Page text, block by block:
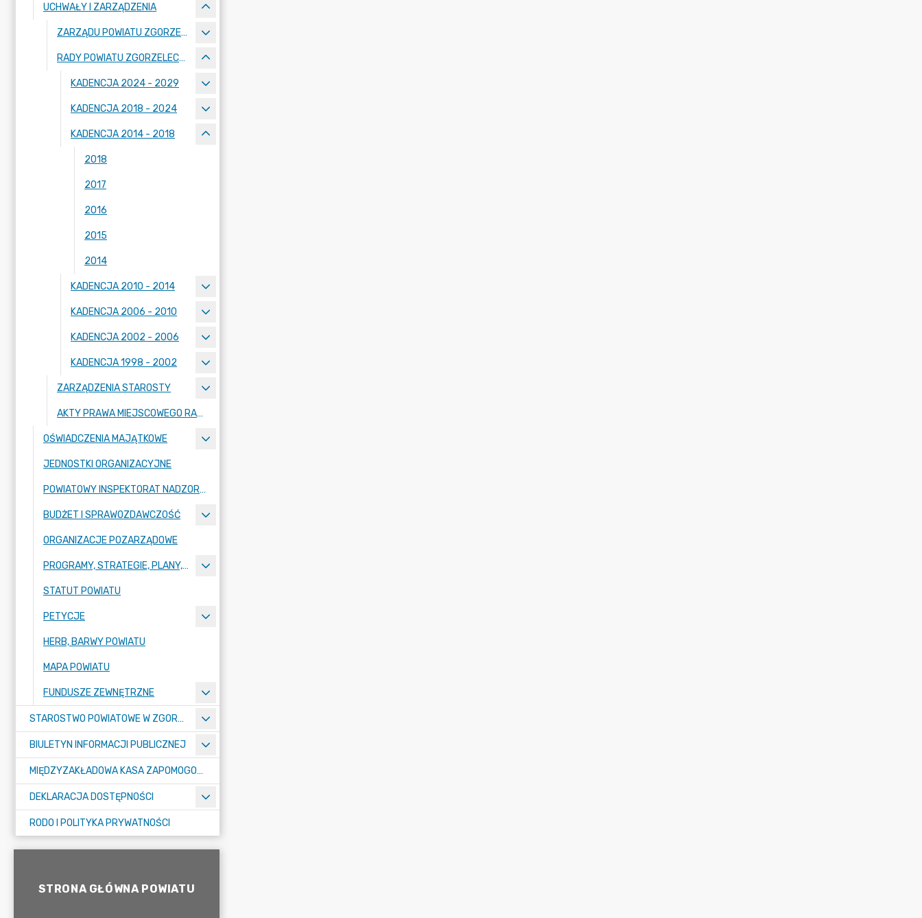
UCHWAŁY I ZARZĄDZENIA
ZARZĄDU POWIATU ZGORZELECKIEGO
RADY POWIATU ZGORZELECKIEGO
KADENCJA 2024 - 2029
KADENCJA 2018 - 2024
KADENCJA 2014 - 2018
2018
2017
2016
2015
2014
KADENCJA 2010 - 2014
KADENCJA 2006 - 2010
KADENCJA 2002 - 2006
KADENCJA 1998 - 2002
ZARZĄDZENIA STAROSTY
AKTY PRAWA MIEJSCOWEGO RADY POWIATU ZGORZELECKIEGO
OŚWIADCZENIA MAJĄTKOWE
JEDNOSTKI ORGANIZACYJNE
POWIATOWY INSPEKTORAT NADZORU BUDOWLANEGO
BUDŻET I SPRAWOZDAWCZOŚĆ
ORGANIZACJE POZARZĄDOWE
PROGRAMY, STRATEGIE, PLANY, RAPORTY
STATUT POWIATU
PETYCJE
HERB, BARWY POWIATU
MAPA POWIATU
FUNDUSZE ZEWNĘTRZNE
STAROSTWO POWIATOWE W ZGORZELCU
BIULETYN INFORMACJI PUBLICZNEJ
MIĘDZYZAKŁADOWA KASA ZAPOMOGOWO-POŻYCZKOWA
DEKLARACJA DOSTĘPNOŚCI
RODO I POLITYKA PRYWATNOŚCI
STRONA GŁÓWNA POWIATU